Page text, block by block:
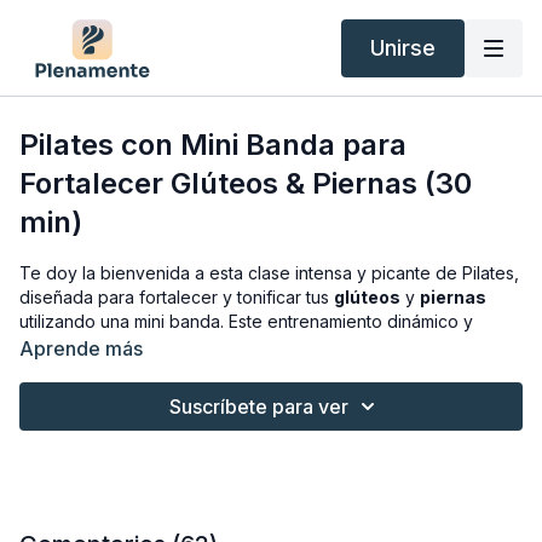
Unirse
Pilates con Mini Banda para
Fortalecer Glúteos & Piernas (30
min)
Te doy la bienvenida a esta clase intensa y picante de Pilates,
diseñada para fortalecer y tonificar tus glúteos y piernas
utilizando una mini banda. Este entrenamiento dinámico y
efectivo combina los principios del Pilates con la resistencia
tus glúteos y piernas, mientras trabajas en tu equilibrio, postura
y resistencia muscular.
Aprende más
Suscríbete para ver